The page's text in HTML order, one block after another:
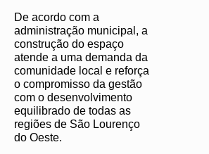
De acordo com a
administração municipal, a
construção do espaço
atende a uma demanda da
comunidade local e reforça
o compromisso da gestão
com o desenvolvimento
equilibrado de todas as
regiões de São Lourenço
do Oeste.